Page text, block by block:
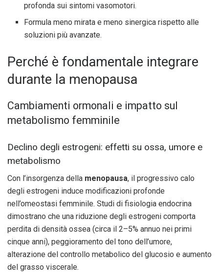
profonda sui sintomi vasomotori.
Formula meno mirata e meno sinergica rispetto alle
soluzioni più avanzate.
Perché è fondamentale integrare
durante la menopausa
Cambiamenti ormonali e impatto sul
metabolismo femminile
Declino degli estrogeni: effetti su ossa, umore e
metabolismo
Con l’insorgenza della menopausa, il progressivo calo
degli estrogeni induce modificazioni profonde
nell’omeostasi femminile. Studi di fisiologia endocrina
dimostrano che una riduzione degli estrogeni comporta
perdita di densità ossea (circa il 2–5% annuo nei primi
cinque anni), peggioramento del tono dell’umore,
alterazione del controllo metabolico del glucosio e aumento
del grasso viscerale.